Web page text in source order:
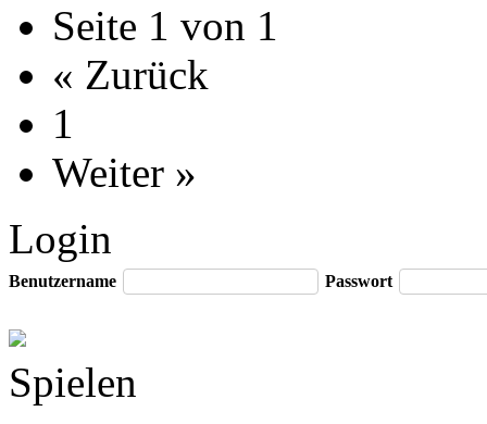
Seite 1 von 1
« Zurück
1
Weiter »
Login
Benutzername Passwort
Spielen